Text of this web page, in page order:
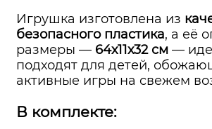
Игрушка изготовлена из
безопасного пластика, а её
размеры — 64х11х32 см —
подходят для детей,
активные игры на свежем
В комплекте: